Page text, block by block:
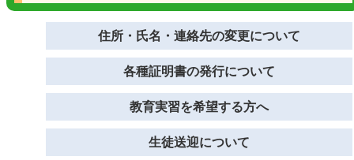
住所・氏名・連絡先の変更について
各種証明書の発行について
教育実習を希望する方へ
生徒送迎について